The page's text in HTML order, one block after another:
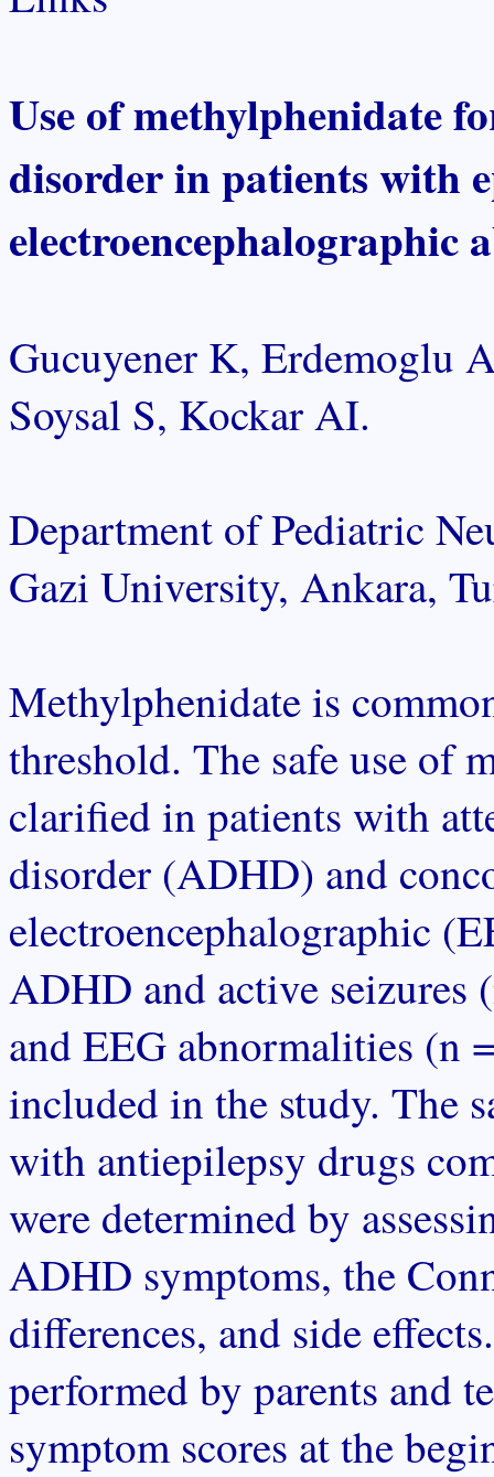
Use of methylphenidate
disorder in patients with
electroencephalographic
Gucuyener K, Erdemoglu
Soysal S, Kockar AI.
Department of Pediatric
Gazi University, Ankara,
Methylphenidate is
threshold. The safe use of
clarified in patients with
disorder (ADHD) and
electroencephalographic
ADHD and active
and EEG abnormalities (n
included in the study. The
with antiepilepsy drugs
were determined by
ADHD symptoms, the
differences, and side
performed by parents and
symptom scores at the